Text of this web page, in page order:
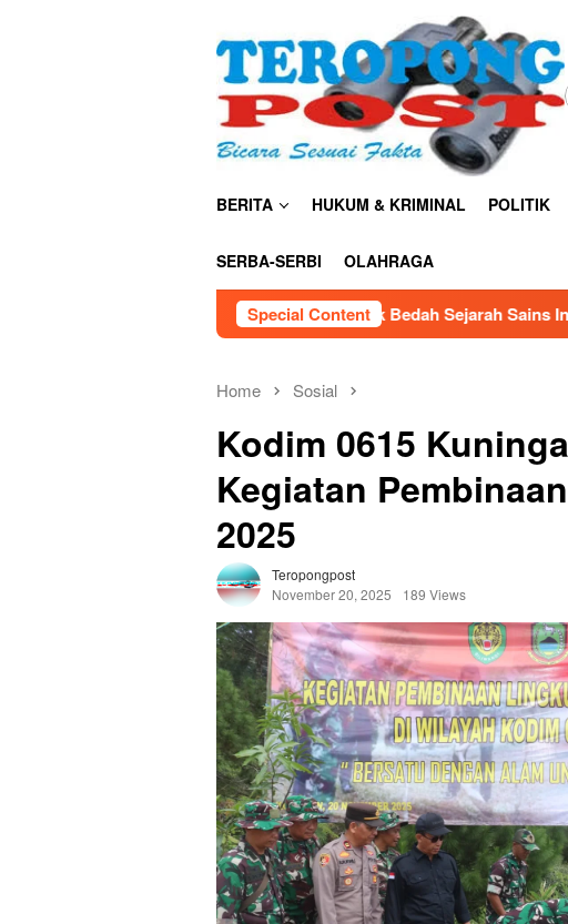
BERITA HUKUM & KRIMINAL POLITIK
SERBA-SERBI OLAHRAGA
Special Content
Kemendiktisaintek Bedah Sejarah Sains Indonesia, Bonnie Triyana
Home Sosial
Kodim 0615
Kegiatan
2025
Teropongpost
November 20, 2025
189 Views